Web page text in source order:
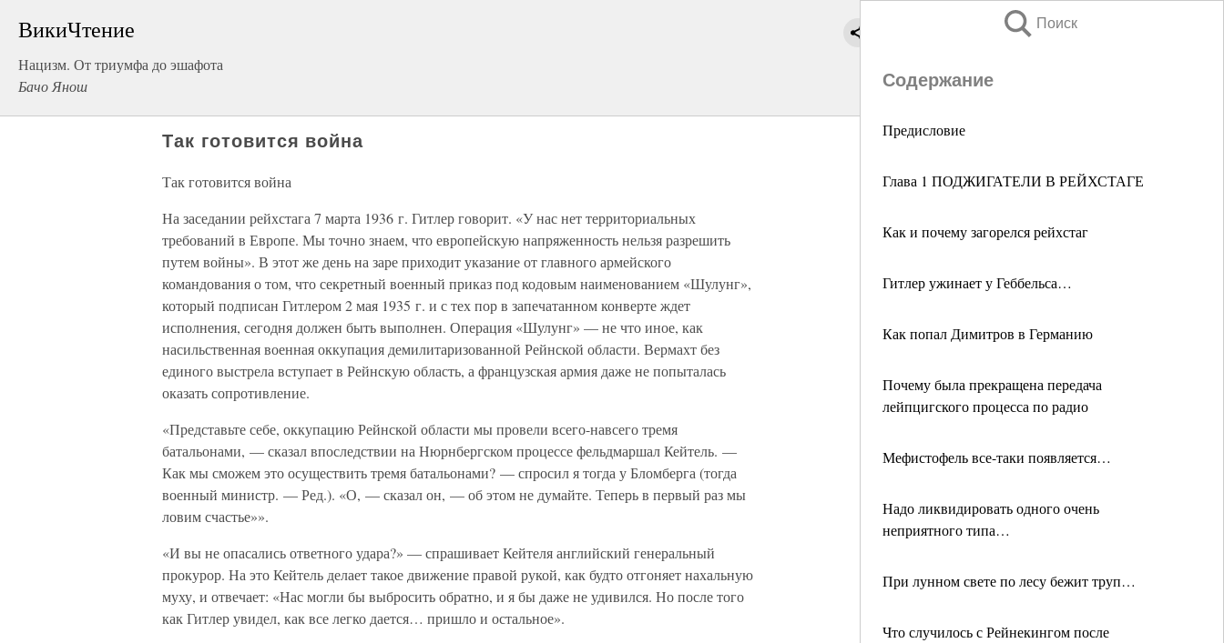
ВикиЧтение
Нацизм. От триумфа до эшафота
Бачо Янош
Поиск
Содержание
Предисловие
Глава 1 ПОДЖИГАТЕЛИ В РЕЙХСТАГЕ
Как и почему загорелся рейхстаг
Гитлер ужинает у Геббельса…
Как попал Димитров в Германию
Почему была прекращена передача
лейпцигского процесса по радио
Мефистофель все-таки появляется…
Надо ликвидировать одного очень
неприятного типа…
При лунном свете по лесу бежит труп…
Что случилось с Рейнекингом после
Так готовится война
Так готовится война
На заседании рейхстага 7 марта 1936 г. Гитлер говорит. «У нас нет территориальных
требований в Европе. Мы точно знаем, что европейскую напряженность нельзя разрешить
путем войны». В этот же день на заре приходит указание от главного армейского
командования о том, что секретный военный приказ под кодовым наименованием «Шулунг»,
который подписан Гитлером 2 мая 1935 г. и с тех пор в запечатанном конверте ждет
исполнения, сегодня должен быть выполнен. Операция «Шулунг» — не что иное, как
насильственная военная оккупация демилитаризованной Рейнской области. Вермахт без
единого выстрела вступает в Рейнскую область, а французская армия даже не попыталась
оказать сопротивление.
«Представьте себе, оккупацию Рейнской области мы провели всего-навсего тремя
батальонами, — сказал впоследствии на Нюрнбергском процессе фельдмаршал Кейтель. —
Как мы сможем это осуществить тремя батальонами? — спросил я тогда у Бломберга (тогда
военный министр. — Ред.). «О, — сказал он, — об этом не думайте. Теперь в первый раз мы
ловим счастье»».
«И вы не опасались ответного удара?» — спрашивает Кейтеля английский генеральный
прокурор. На это Кейтель делает такое движение правой рукой, как будто отгоняет нахальную
муху, и отвечает: «Нас могли бы выбросить обратно, и я бы даже не удивился. Но после того
как Гитлер увидел, как все легко дается… пришло и остальное».